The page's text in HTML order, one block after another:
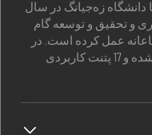
دانشگاه زه‌جیانگ در سال
و تحقیق و توسعه گام
عمل کرده است. در
حال حاضر، شرکت دارای 3 اختراع ثبت‌شده و 17 پتنت کاربردی